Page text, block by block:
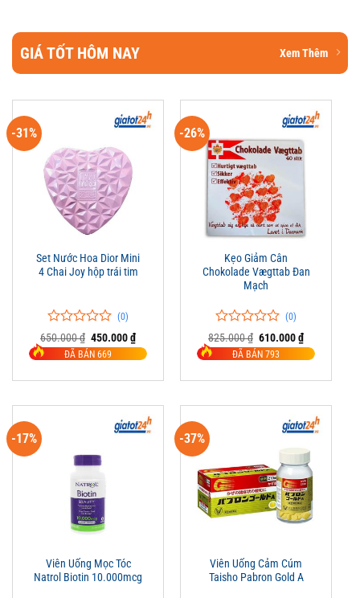
GIÁ TỐT HÔM NAY Xem Thêm
-31%
Set Nước Hoa Dior Mini
4 Chai Joy hộp trái tim
0
trên
5
0
(0)
650.000₫ Giá
gốc
là:
450.000₫Giá
hiện
tại
450.000 ₫.
ĐÃ BÁN 669
-26%
Kẹo Giảm Cân
Chokolade Vægttab Đan
Mạch
0
trên
5
0
(0)
825.000₫ Giá
gốc
là:
610.000₫Giá
hiện
tại
610.000 ₫.
ĐÃ BÁN 793
-17%
Viên Uống Mọc Tóc
Natrol Biotin 10.000mcg
-37%
Viên Uống Cảm Cúm
Taisho Pabron Gold A